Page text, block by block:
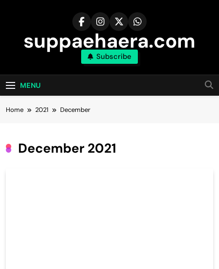
suppaehaera.com
Subscribe
MENU
Home 2021 December
December 2021